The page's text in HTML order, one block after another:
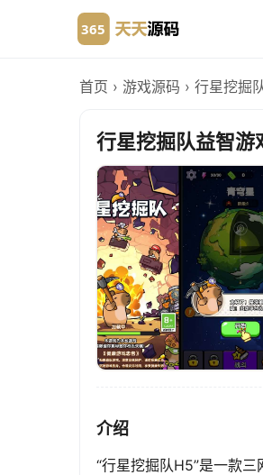
首页 › 游戏源码 › 行星挖掘
行星挖掘队益智游
介绍
“行星挖掘队H5”是一款